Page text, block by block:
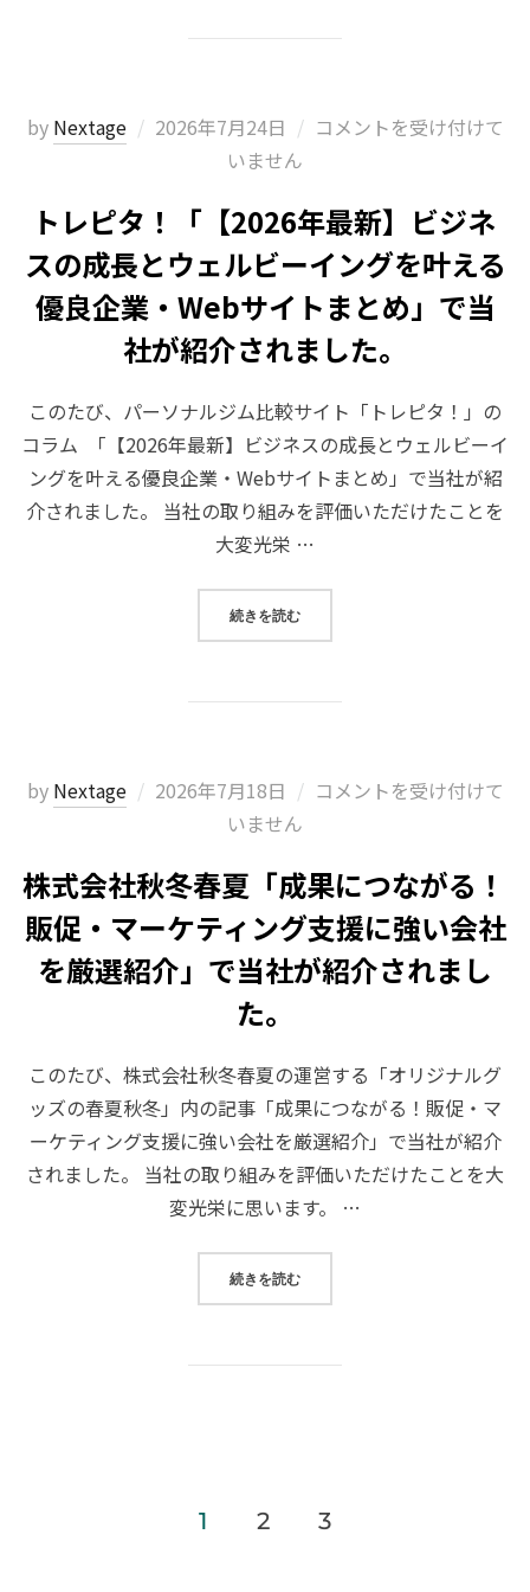
by Nextage
投
2026年7月24日
コメントを受け付けて
いません
トレピタ！「【2026年最新】ビジネ
スの成長とウェルビーイングを叶える
優良企業・Webサイトまとめ」で当
社が紹介されました。
このたび、パーソナルジム比較サイト「トレピタ！」の
コラム 「【2026年最新】ビジネスの成長とウェルビーイ
ングを叶える優良企業・Webサイトまとめ」で当社が紹
介されました。 当社の取り組みを評価いただけたことを
大変光栄 …
続きを読む“トレピタ！「【2026年最新】ビ
by Nextage
投
2026年7月18日
コメントを受け付けて
いません
株式会社秋冬春夏「成果につながる！
販促・マーケティング支援に強い会社
を厳選紹介」で当社が紹介されまし
た。
このたび、株式会社秋冬春夏の運営する「オリジナルグ
ッズの春夏秋冬」内の記事「成果につながる！販促・マ
ーケティング支援に強い会社を厳選紹介」で当社が紹介
されました。 当社の取り組みを評価いただけたことを大
変光栄に思います。 …
続きを読む“株式会社秋冬春夏「成果につなが
1 2 3